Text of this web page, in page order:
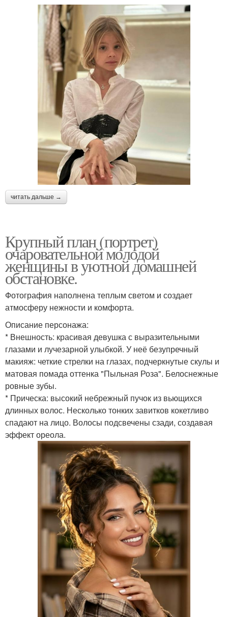
читать дальше →
Крупный план (портрет)
очаровательной молодой
женщины в уютной домашней
обстановке.
Фотография наполнена теплым светом и создает
атмосферу нежности и комфорта.
Описание персонажа:
* Внешность: красивая девушка с выразительными
глазами и лучезарной улыбкой. У неё безупречный
макияж: четкие стрелки на глазах, подчеркнутые скулы и
матовая помада оттенка "Пыльная Роза". Белоснежные
ровные зубы.
* Прическа: высокий небрежный пучок из вьющихся
длинных волос. Несколько тонких завитков кокетливо
спадают на лицо. Волосы подсвечены сзади, создавая
эффект ореола.